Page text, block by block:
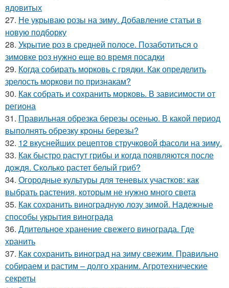
ядовитых
27. Не укрываю розы на зиму. Добавление статьи в
новую подборку
28. Укрытие роз в средней полосе. Позаботиться о
зимовке роз нужно еще во время посадки
29. Когда собирать морковь с грядки. Как определить
зрелость моркови по признакам?
30. Как собрать и сохранить морковь. В зависимости от
региона
31. Правильная обрезка березы осенью. В какой период
выполнять обрезку кроны березы?
32. 12 вкуснейших рецептов стручковой фасоли на зиму.
33. Как быстро растут грибы и когда появляются после
дождя. Сколько растет белый гриб?
34. Огородные культуры для теневых участков: как
выбрать растения, которым не нужно много света
35. Как сохранить виноградную лозу зимой. Надежные
способы укрытия винограда
36. Длительное хранение свежего винограда. Где
хранить
37. Как сохранить виноград на зиму свежим. Правильно
собираем и растим – долго храним. Агротехнические
секреты